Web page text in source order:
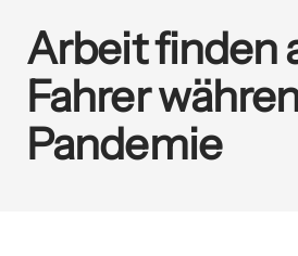
Arbeit finden
Fahrer
Pandemie